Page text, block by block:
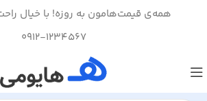
همه‌ی قیمت‌هامون به روزه! با خیال
0912-1234567